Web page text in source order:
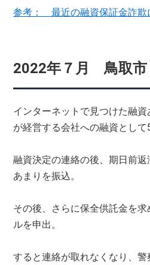
参考： 最近の融資保証金詐欺
2022年７月 鳥取
インターネットで見つけた融
が経営する会社への融資として
融資決定の連絡の後、期日前
あまりを振込。
その後、さらに保全供託金を
ルを申出。
すると連絡が取れなくなり、